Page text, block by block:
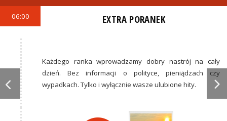
06:00 EXTRA PORANEK
Każdego ranka wprowadzamy dobry nastrój na cały
dzień. Bez informacji o polityce, pieniądzach czy
wypadkach. Tylko i wyłącznie wasze ulubione hity.